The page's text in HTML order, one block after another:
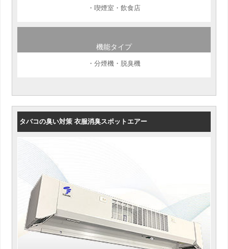
・喫煙室・飲食店
機能タイプ
・分煙機・脱臭機
タバコの臭い対策 衣服消臭スポットエアー